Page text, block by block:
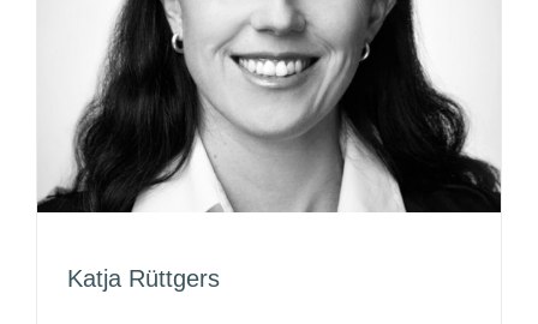
Katja Rüttgers